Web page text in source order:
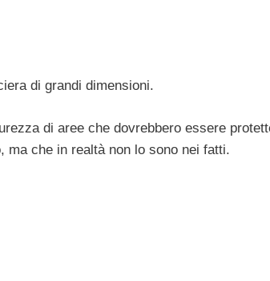
di grandi dimensioni.
di aree che dovrebbero essere
ma che in realtà non lo sono nei fatti.